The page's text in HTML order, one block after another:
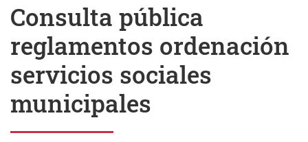
Consulta pública
reglamentos ordenación
servicios sociales
municipales